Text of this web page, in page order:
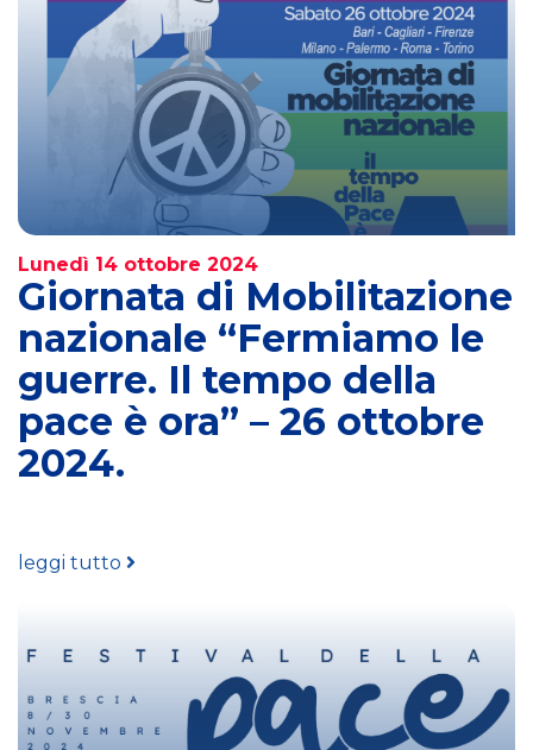
Lunedì 14 ottobre 2024
Giornata di Mobilitazione
nazionale “Fermiamo le
guerre. Il tempo della
pace è ora” – 26 ottobre
2024.
leggi tutto